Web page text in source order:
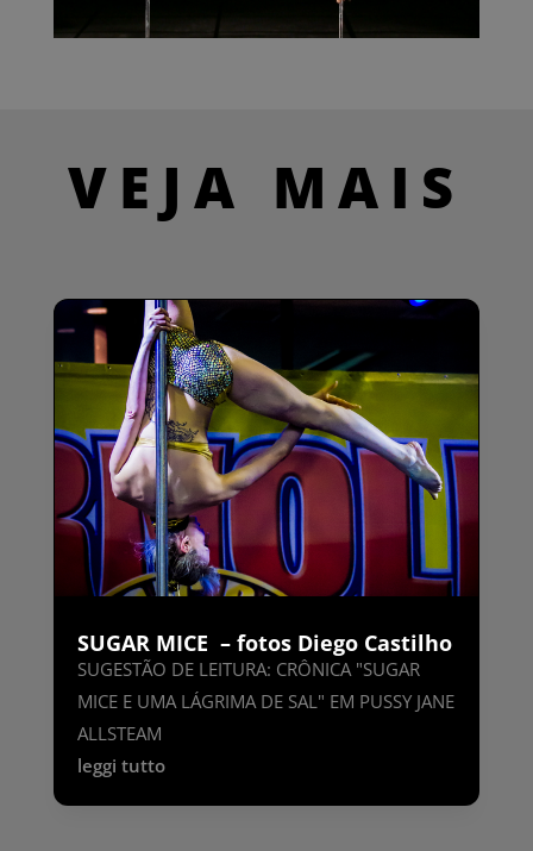
VEJA MAIS
SUGAR MICE – fotos Diego Castilho
SUGESTÃO DE LEITURA: CRÔNICA "SUGAR
MICE E UMA LÁGRIMA DE SAL" EM PUSSY JANE
ALLSTEAM ‍ ‍ ‍ ‍
leggi tutto